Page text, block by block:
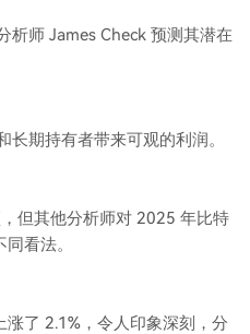
析师 James Check 预测其潜在
期持有者带来可观的利润。
但其他分析师对 2025 年比特
看法。
了 2.1%，令人印象深刻，分